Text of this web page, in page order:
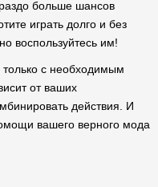
больше шансов
играть долго и без
воспользуйтесь им!
только с необходимым
от ваших
действия. И
вашего верного мода